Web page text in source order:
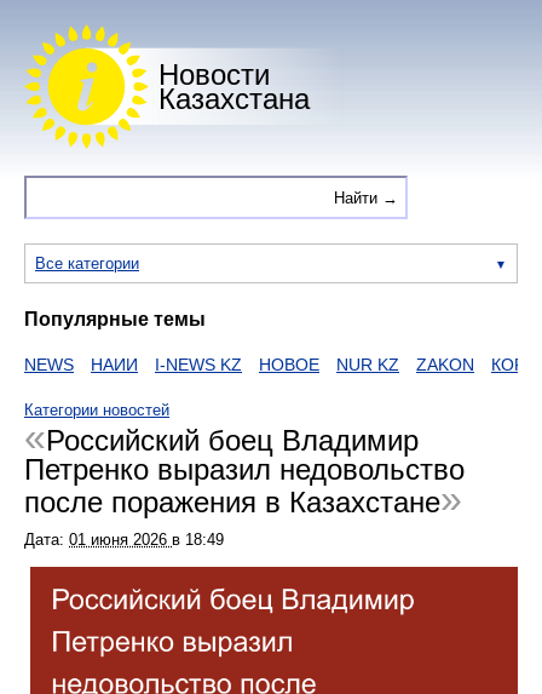
Новости
Казахстана
Все категории
Популярные темы
NEWS НАИИ I-NEWS KZ НОВОЕ NUR KZ ZAKON
Категории новостей
Российский боец Владимир
Петренко выразил недовольство
после поражения в Казахстане
Дата: 01 июня 2026 в 18:49